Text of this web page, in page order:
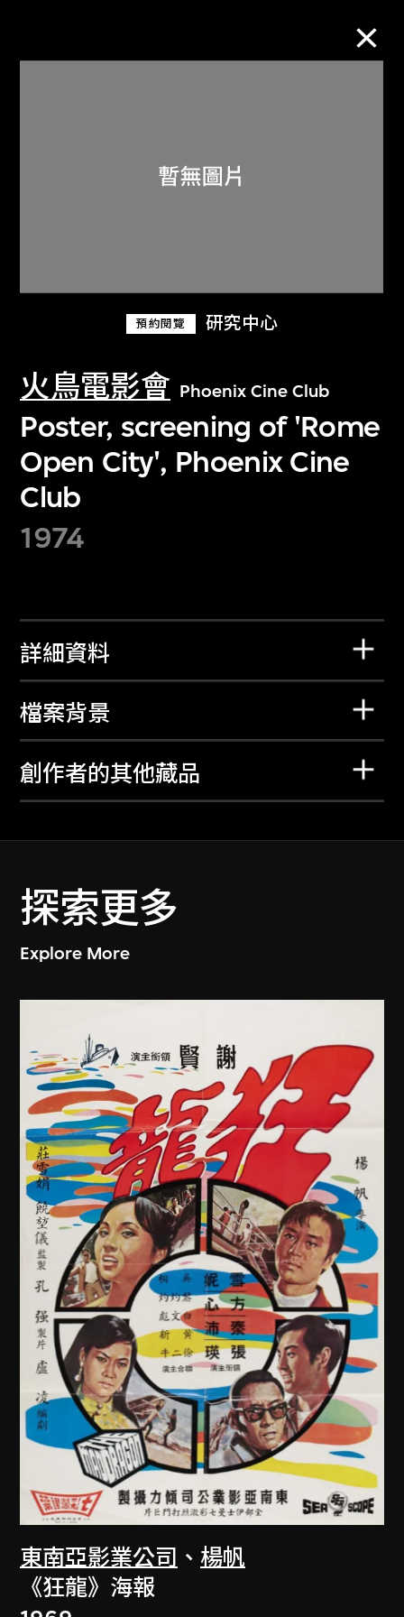
預約閱覽 研究中心
火鳥電影會 Phoenix Cine Club
Poster, screening of 'Rome
Open City', Phoenix Cine
Club
1974
詳細資料
檔案背景
創作者的其他藏品
探索更多
Explore More
東南亞影業公司 、 楊帆
《狂龍》海報
關於M+藏品
探索世界頂級的二十及二十一世紀視覺
文化藏品。